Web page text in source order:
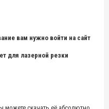
вам нужно войти на сайт
для лазерной резки